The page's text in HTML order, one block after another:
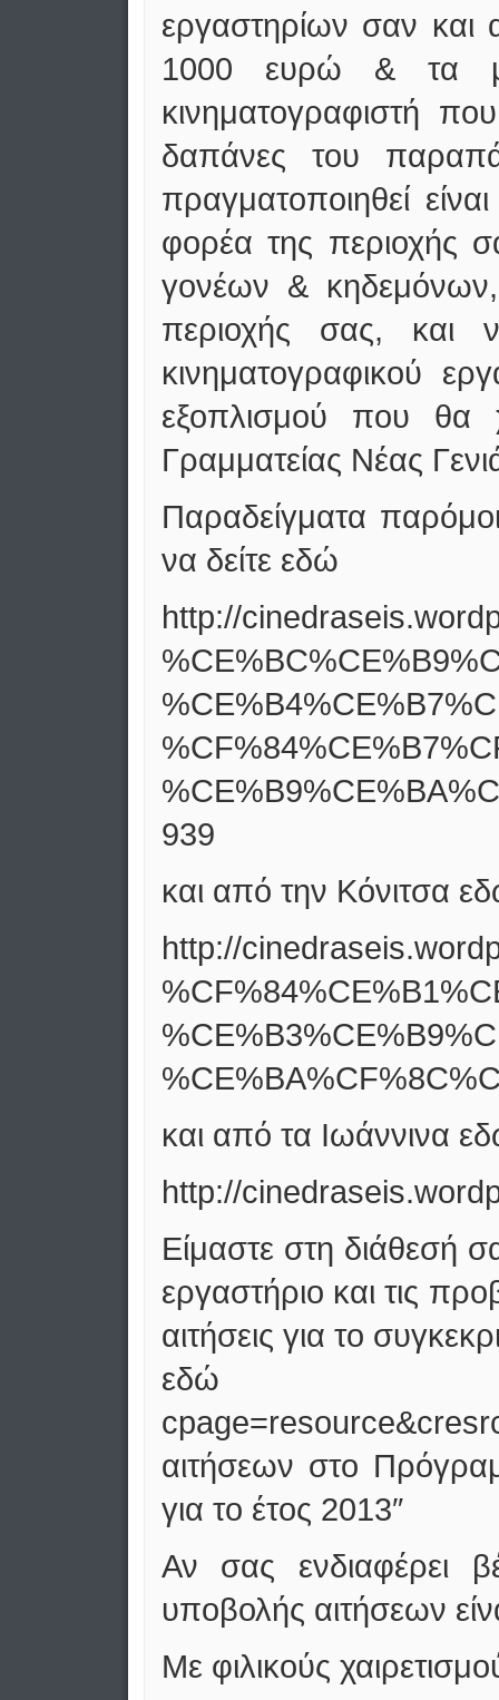
εργαστηρίων σαν και
1000 ευρώ & τα
κινηματογραφιστή
δαπάνες του
πραγματοποιηθεί
φορέα της περιοχής
γονέων & κηδεμόνων,
περιοχής σας, και
κινηματογραφικού
εξοπλισμού που θα
Γραμματείας Νέας
Παραδείγματα
να δείτε εδώ
http://
939
και από την Κόνιτσα
http://
και από τα Ιωάννινα
http://
Είμαστε στη διάθεσή
εργαστήριο και τις
αιτήσεις για το
εδώ http://
αιτήσεων στο
για το έτος 2013″
Αν σας ενδιαφέρει
υποβολής αιτήσεων
Με φιλικούς